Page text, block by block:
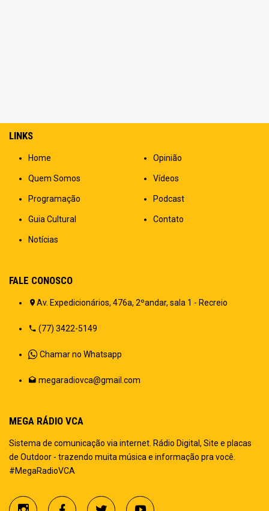
LINKS
Home
Quem Somos
Programação
Guia Cultural
Notícias
Opinião
Vídeos
Podcast
Contato
FALE CONOSCO
Av. Expedicionários, 476a, 2ºandar, sala 1 - Recreio
(77) 3422-5149
Chamar no Whatsapp
megaradiovca@gmail.com
MEGA RÁDIO VCA
Sistema de comunicação via internet. Rádio Digital, Site e placas
de Outdoor - trazendo muita música e informação pra você.
#MegaRadioVCA